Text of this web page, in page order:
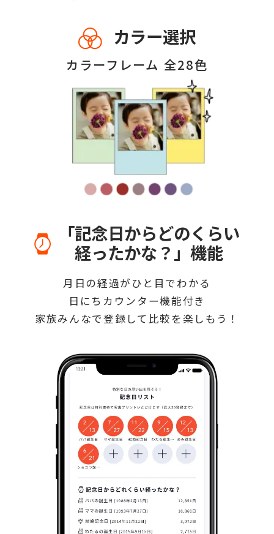
カラー選択
カラーフレーム 全28色
「記念日からどのくらい
経ったかな？」機能
月日の経過がひと目でわかる
日にちカウンター機能付き
家族みんなで登録して比較を楽しもう！